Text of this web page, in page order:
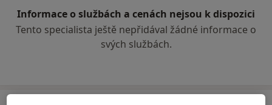
Informace o službách a cenách nejsou k dispozici
Tento specialista ještě nepřidával žádné informace o
svých službách.